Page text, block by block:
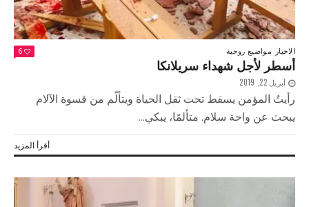
الاخبار مواضيع روحية 6
أسطر لأجل شهداء سريلانكا
أبريل 22, 2019
رأيتُ المؤمن يسقط تحت ثقل الحياة ويتألّم من قسوة الآلام
يبحث عن واحة سلام. متألمًا، يبكي...
أقرأ المزيد